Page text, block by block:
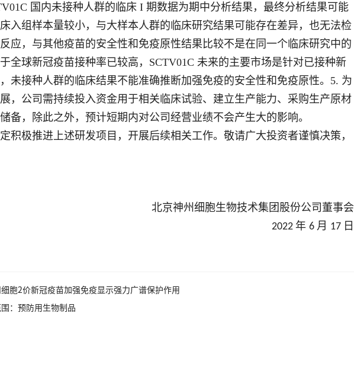
国内未接种人群的临床 I 期数据为期中分析结果，最终分析结果可能
入组样本量较小，与大样本人群的临床研究结果可能存在差异，也无法检
应，与其他疫苗的安全性和免疫原性结果比较不是在同一个临床研究中的
全球新冠疫苗接种率已较高，SCTV01C 未来的主要市场是针对已接种新
未接种人群的临床结果不能准确推断加强免疫的安全性和免疫原性。5. 为
，公司需持续投入资金用于相关临床试验、建立生产能力、采购生产原材
备，除此之外，预计短期内对公司经营业绩不会产生大的影响。
积极推进上述研发项目，开展后续相关工作。敬请广大投资者谨慎决策，
北京神州细胞生物技术集团股份公司董事会
2022 年 6 月 17 日
胞2价新冠疫苗加强免疫显示强力广谱保护作用
：预防用生物制品